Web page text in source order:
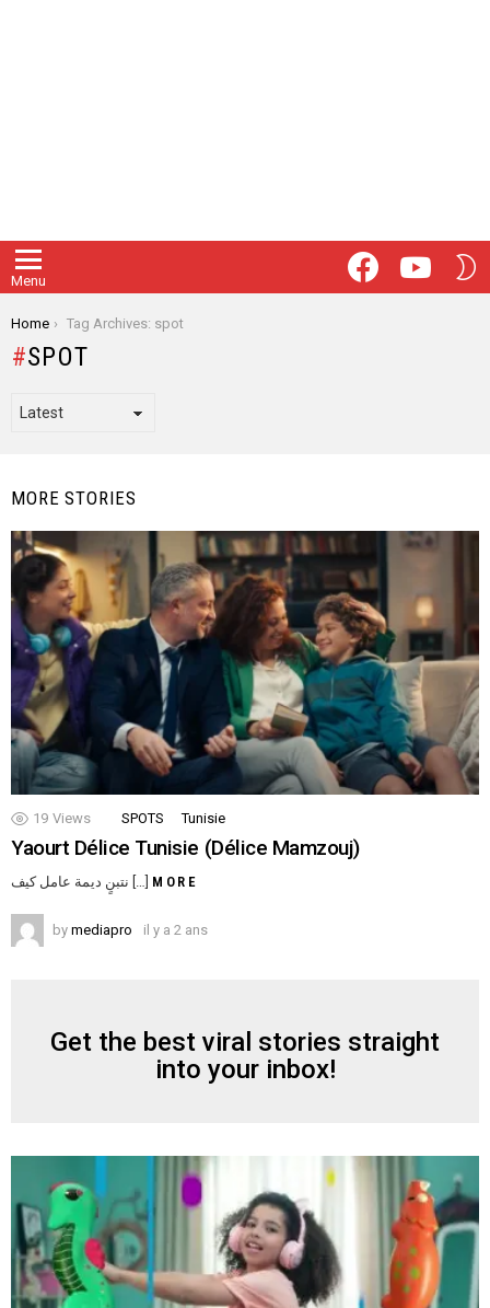
Menu
FacebookYoutube
You are here:
Home Tag Archives: spot
SPOT
MORE STORIES
19 Views SPOTS Tunisie
Yaourt Délice Tunisie (Délice Mamzouj)
نتبنٍ ديمة عامل كيف […] MORE
by mediapro il y a 2 ans
NEWSLETTER
Get the best viral stories straight
into your inbox!